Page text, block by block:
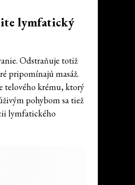
lymfatický
Odstraňuje totiž
pripomínajú masáž.
telového krému, ktorý
pohybom sa tiež
lymfatického